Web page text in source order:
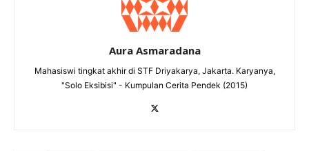
Aura Asmaradana
Mahasiswi tingkat akhir di STF Driyakarya, Jakarta. Karyanya,
"Solo Eksibisi" - Kumpulan Cerita Pendek (2015)